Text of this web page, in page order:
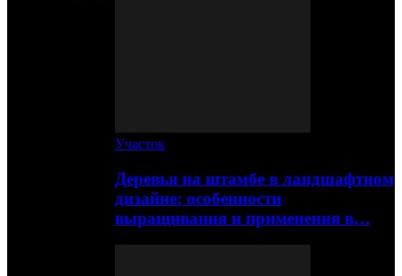
Участок
Деревья на штамбе в ландшафтном
дизайне: особенности
выращивания и применения в…